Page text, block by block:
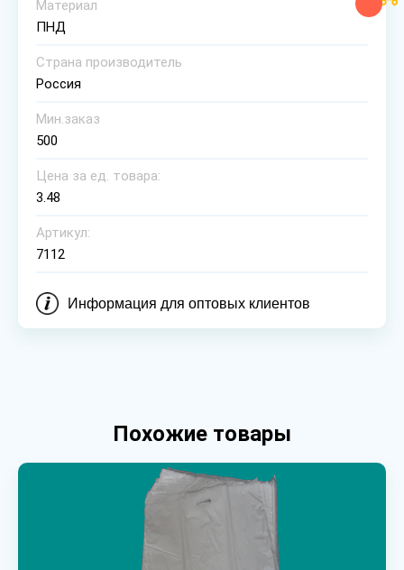
Материал
ПНД
Страна производитель
Россия
Мин.заказ
500
Цена за ед. товара:
3.48
Артикул:
7112
Информация для оптовых клиентов
Похожие товары